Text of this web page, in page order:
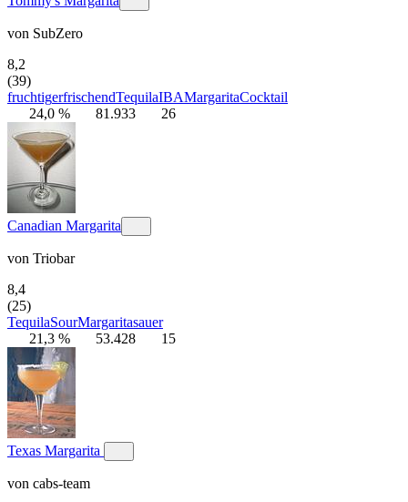
von SubZero
8,2
(39)
fruchtigerfrischendTequilaIBAMargaritaCocktail
24,0 %
81.933 26
Canadian Margarita
von Triobar
8,4
(25)
TequilaSourMargaritasauer
21,3 %
53.428 15
Texas Margarita
von cabs-team